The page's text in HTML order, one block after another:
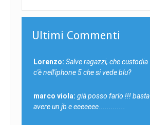
Ultimi Commenti
Lorenzo: Salve ragazzi, che custodia
c'è nell'iphone 5 che si vede blu?
marco viola: già posso farlo !!! basta
avere un jb e eeeeeee.............